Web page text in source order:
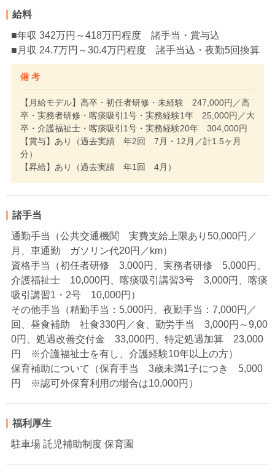
給料
■年収 342万円～418万円程度 諸手当・賞与込
■月収 24.7万円～30.4万円程度 諸手当込・夜勤5回換算
備 考
【月給モデル】高卒・初任者研修・未経験 247,000円／高
卒・実務者研修・喀痰吸引1号・実務経験1年 25,000円／大
卒・介護福祉士・喀痰吸引1号・実務経験20年 304,000円
【賞与】あり（過去実績 年2回 7月・12月／計1.5ヶ月
分）
【昇給】あり（過去実績 年1回 4月）
諸手当
通勤手当（公共交通機関 実費支給上限あり50,000円／
月、車通勤 ガソリン代20円／km）
資格手当（初任者研修 3,000円、実務者研修 5,000円、
介護福祉士 10,000円、喀痰吸引講習3号 3,000円、喀痰
吸引講習1・2号 10,000円）
その他手当（精勤手当：5,000円、夜勤手当：7,000円／
回、昼食補助 社食330円／食、勤労手当 3,000円～9,00
0円、処遇改善交付金 33,000円、特定処遇加算 23,000
円 ※介護福祉士を有し、介護経験10年以上の方）
保育補助について（保育手当 3歳未満1子につき 5,000
円 ※認可外保育利用の場合は10,000円）
福利厚生
駐車場 託児補助制度 保育園